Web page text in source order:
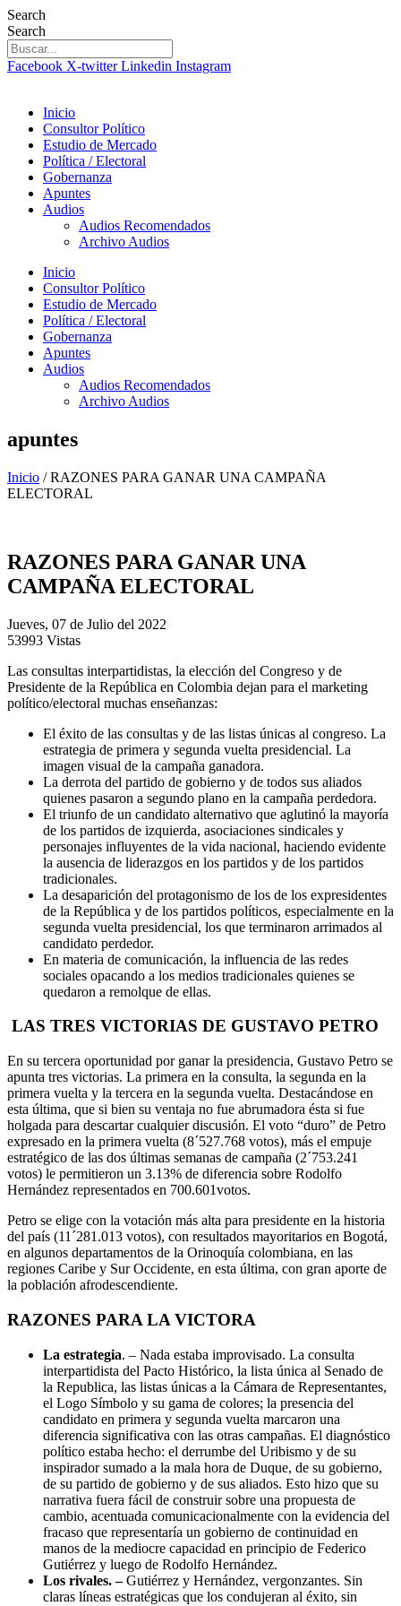
Skip
to
content
Search
Search
Facebook X-twitter Linkedin Instagram
Inicio
Consultor Político
Estudio de Mercado
Política / Electoral
Gobernanza
Apuntes
Audios
Audios Recomendados
Archivo Audios
Inicio
Consultor Político
Estudio de Mercado
Política / Electoral
Gobernanza
Apuntes
Audios
Audios Recomendados
Archivo Audios
apuntes
Inicio /RAZONES PARA GANAR UNA CAMPAÑA
ELECTORAL
RAZONES PARA GANAR UNA
CAMPAÑA ELECTORAL
Jueves, 07 de Julio del 2022
53993 Vistas
Las consultas interpartidistas, la elección del Congreso y de
Presidente de la República en Colombia dejan para el marketing
político/electoral muchas enseñanzas:
El éxito de las consultas y de las listas únicas al congreso. La
estrategia de primera y segunda vuelta presidencial. La
imagen visual de la campaña ganadora.
La derrota del partido de gobierno y de todos sus aliados
quienes pasaron a segundo plano en la campaña perdedora.
El triunfo de un candidato alternativo que aglutinó la mayoría
de los partidos de izquierda, asociaciones sindicales y
personajes influyentes de la vida nacional, haciendo evidente
la ausencia de liderazgos en los partidos y de los partidos
tradicionales.
La desaparición del protagonismo de los de los expresidentes
de la República y de los partidos políticos, especialmente en la
segunda vuelta presidencial, los que terminaron arrimados al
candidato perdedor.
En materia de comunicación, la influencia de las redes
sociales opacando a los medios tradicionales quienes se
quedaron a remolque de ellas.
LAS TRES VICTORIAS DE GUSTAVO PETRO
En su tercera oportunidad por ganar la presidencia, Gustavo Petro se
apunta tres victorias. La primera en la consulta, la segunda en la
primera vuelta y la tercera en la segunda vuelta. Destacándose en
esta última, que si bien su ventaja no fue abrumadora ésta si fue
holgada para descartar cualquier discusión. El voto “duro” de Petro
expresado en la primera vuelta (8´527.768 votos), más el empuje
estratégico de las dos últimas semanas de campaña (2´753.241
votos) le permitieron un 3.13% de diferencia sobre Rodolfo
Hernández representados en 700.601votos.
Petro se elige con la votación más alta para presidente en la historia
del país (11´281.013 votos), con resultados mayoritarios en Bogotá,
en algunos departamentos de la Orinoquía colombiana, en las
regiones Caribe y Sur Occidente, en esta última, con gran aporte de
la población afrodescendiente.
RAZONES PARA LA VICTORA
La estrategia. – Nada estaba improvisado. La consulta
interpartidista del Pacto Histórico, la lista única al Senado de
la Republica, las listas únicas a la Cámara de Representantes,
el Logo Símbolo y su gama de colores; la presencia del
candidato en primera y segunda vuelta marcaron una
diferencia significativa con las otras campañas. El diagnóstico
político estaba hecho: el derrumbe del Uribismo y de su
inspirador sumado a la mala hora de Duque, de su gobierno,
de su partido de gobierno y de sus aliados. Esto hizo que su
narrativa fuera fácil de construir sobre una propuesta de
cambio, acentuada comunicacionalmente con la evidencia del
fracaso que representaría un gobierno de continuidad en
manos de la mediocre capacidad en principio de Federico
Gutiérrez y luego de Rodolfo Hernández.
Los rivales. –Gutiérrez y Hernández, vergonzantes. Sin
claras líneas estratégicas que los condujeran al éxito, sin